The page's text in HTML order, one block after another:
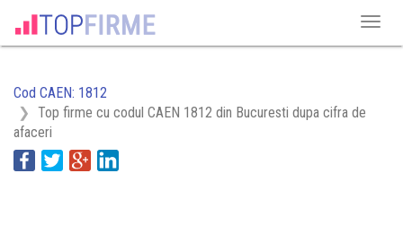
Cod CAEN: 1812
Top firme cu codul CAEN 1812 din Bucuresti dupa cifra de
afaceri